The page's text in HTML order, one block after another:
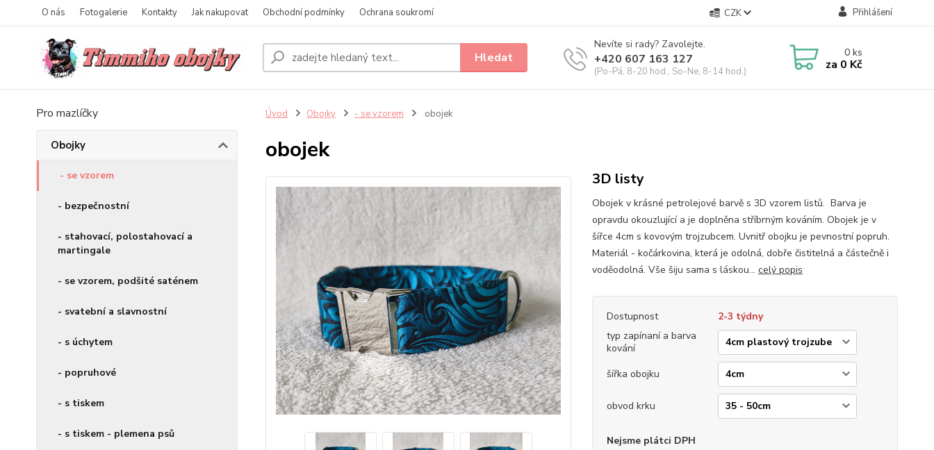
O nás Fotogalerie Kontakty Jak nakupovat Obchodní podmínky Ochrana soukromí CZK Přihlášení
Hledat
Nevíte si rady? Zavolejte.
+420 607 163 127
(Po-Pá, 8-20 hod., So-Ne, 8-14 hod.)
0ks
za 0 Kč
Pro mazlíčky
Obojky
- se vzorem
- bezpečnostní
- stahovací, polostahovací a
martingale
- se vzorem, podšité saténem
- svatební a slavnostní
- s úchytem
- popruhové
- s tiskem
- s tiskem - plemena psů
Úvod Obojky - se vzorem obojek
obojek
3D listy
Obojek v krásné petrolejové barvě s 3D vzorem listů. Barva je
opravdu okouzlující a je doplněna stříbrným kováním. Obojek je v
šířce 4cm s kovovým trojzubcem. Uvnitř obojku je pevnostní popruh.
Materiál - kočárkovina, která je odolná, dobře čistitelná a částečně i
voděodolná. Vše šiju sama s láskou... celý popis
Dostupnost
2-3 týdny
typ zapínaní a barva
kování
šířka obojku
obvod krku
Nejsme plátci DPH